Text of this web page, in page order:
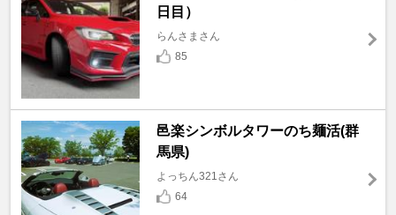
日目）
らんさまさん
85
邑楽シンボルタワーのち麺活(群
馬県)
よっちん321さん
64